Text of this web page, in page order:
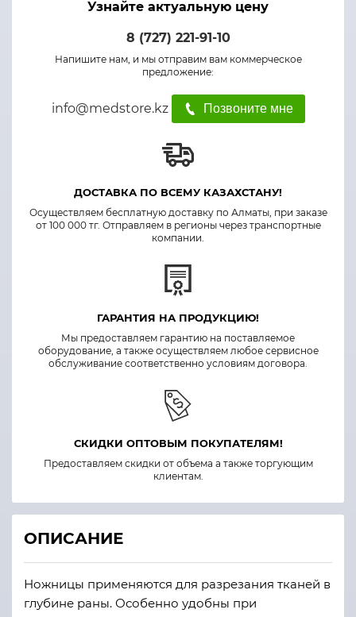
Узнайте актуальную цену
8 (727) 221-91-10
Напишите нам, и мы отправим вам коммерческое
предложение:
info@medstore.kz Позвоните мне
ДОСТАВКА ПО ВСЕМУ КАЗАХСТАНУ!
Осуществляем бесплатную доставку по Алматы, при заказе
от 100 000 тг. Отправляем в регионы через транспортные
компании.
ГАРАНТИЯ НА ПРОДУКЦИЮ!
Мы предоставляем гарантию на поставляемое
оборудование, а также осуществляем любое сервисное
обслуживание соответственно условиям договора.
СКИДКИ ОПТОВЫМ ПОКУПАТЕЛЯМ!
Предоставляем скидки от объема а также торгующим
клиентам.
ОПИСАНИЕ
Ножницы применяются для разрезания тканей в
глубине раны. Особенно удобны при